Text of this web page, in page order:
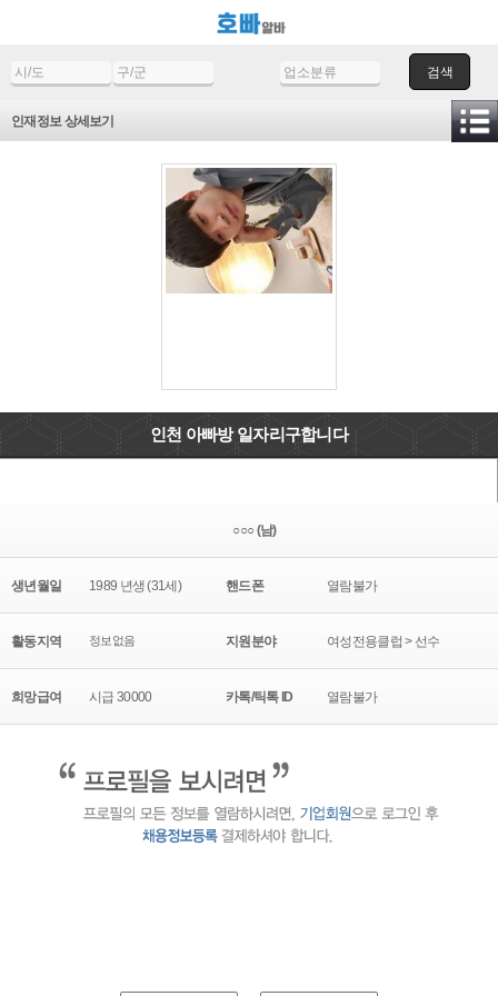
검색
인재정보 상세보기
인천 아빠방 일자리구합니다
○○○ (남)
생년월일 1989 년생 (31세) 핸드폰 열람불가
활동지역 정보없음 지원분야 여성전용클럽 > 선수
희망급여 시급 30000 카톡/틱톡 ID 열람불가